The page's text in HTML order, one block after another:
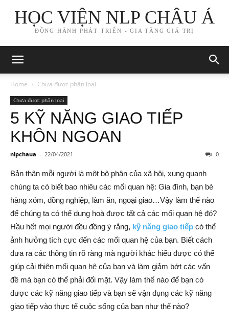
HỌC VIỆN NLP CHÂU Á
ĐỒNG HÀNH PHÁT TRIỂN - GIA TĂNG GIÁ TRỊ
Home Chưa được phân loại
Chưa được phân loại
5 KỸ NĂNG GIAO TIẾP
KHÔN NGOAN
nlpchaua - 22/04/2021 0
Bản thân mỗi người là một bộ phận của xã hội, xung quanh
chúng ta có biết bao nhiêu các mối quan hệ: Gia đình, bạn bè
hàng xóm, đồng nghiệp, làm ăn, ngoại giao…Vậy làm thế nào
để chúng ta có thể dung hoà được tất cả các mối quan hệ đó?
Hầu hết mọi người đều đồng ý rằng, kỹ năng giao tiếp có thể
ảnh hưởng tích cực đến các mối quan hệ của bạn. Biết cách
đưa ra các thông tin rõ ràng mà người khác hiểu được có thể
giúp cải thiện mối quan hệ của bạn và làm giảm bớt các vấn
đề mà bạn có thể phải đối mặt. Vậy làm thế nào để bạn có
được các kỹ năng giao tiếp và bạn sẽ vận dụng các kỹ năng
giao tiếp vào thực tế cuộc sống của bạn như thế nào?